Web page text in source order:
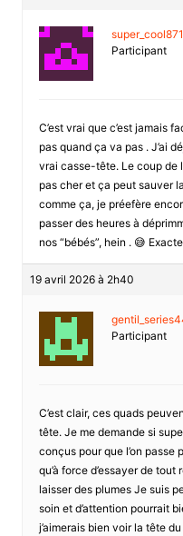
Participant
C’est vrai que c’est jamais
pas quand ça va pas . J’ai
vrai casse-tête. Le coup de
pas cher et ça peut sauver
comme ça, je préefère
passer des heures à
nos “bébés”, hein . 😅
19 avril 2026 à 2h40
Participant
C’est clair, ces quads
tête. Je me demande si
conçus pour que l’on passe
qu’à force d’essayer de
laisser des plumes Je suis
soin et d’attention pourrait
j’aimerais bien voir la tête